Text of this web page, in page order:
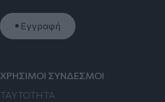
Εγγραφή
ΧΡΗΣΙΜΟΙ ΣΥΝΔΕΣΜΟΙ
TAYTOTHTA